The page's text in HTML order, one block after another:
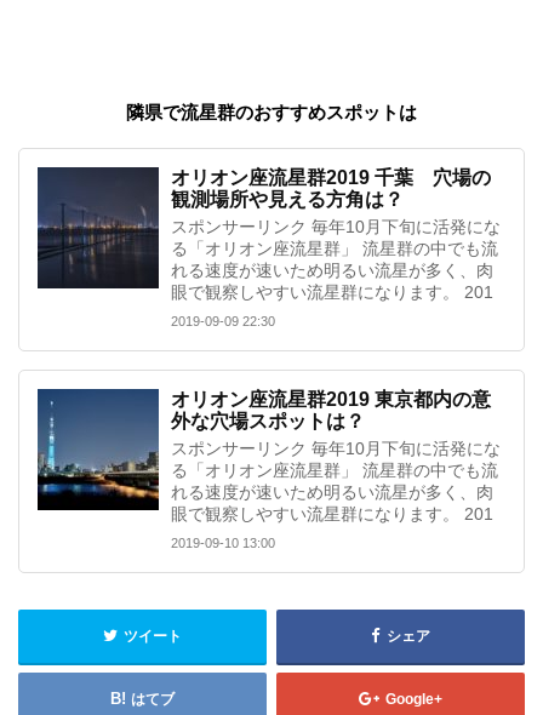
隣県で流星群のおすすめスポットは
オリオン座流星群2019 千葉 穴場の
観測場所や見える方角は？
スポンサーリンク 毎年10月下旬に活発にな
る「オリオン座流星群」 流星群の中でも流
れる速度が速いため明るい流星が多く、肉
眼で観察しやすい流星群になります。 201
2019-09-09 22:30
オリオン座流星群2019 東京都内の意
外な穴場スポットは？
スポンサーリンク 毎年10月下旬に活発にな
る「オリオン座流星群」 流星群の中でも流
れる速度が速いため明るい流星が多く、肉
眼で観察しやすい流星群になります。 201
2019-09-10 13:00
ツイート シェア
はてブ Google+